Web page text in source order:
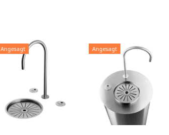
Angesagt Angesagt